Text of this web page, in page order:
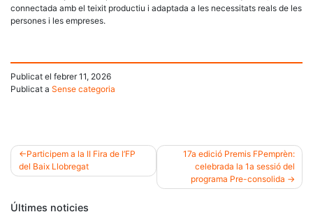
connectada amb el teixit productiu i adaptada a les necessitats reals de les
persones i les empreses.
Publicat el febrer 11, 2026
Publicat a Sense categoria
Navegació
d'entrades
Participem a la II Fira de l’FP
del Baix Llobregat
17a edició Premis FPemprèn:
celebrada la 1a sessió del
programa Pre-consolida
Últimes noticies